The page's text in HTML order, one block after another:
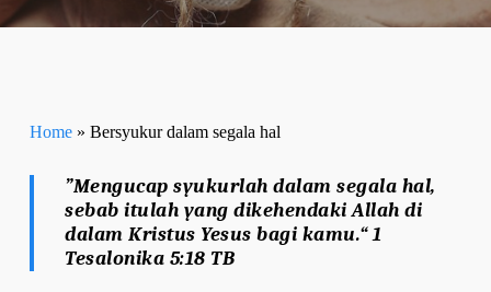
Home» Bersyukur dalam segala hal
”Mengucap syukurlah dalam segala hal,
sebab itulah yang dikehendaki Allah di
dalam Kristus Yesus bagi kamu.“ 1
Tesalonika 5:18 TB